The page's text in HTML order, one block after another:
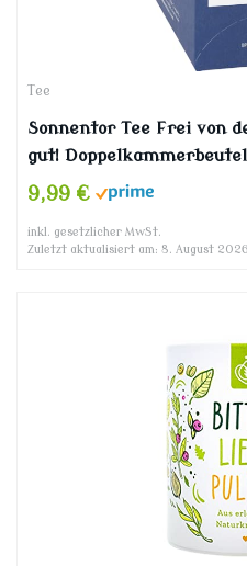
Tee
Sonnentor Tee Frei von
gut!
Bio
9,99 €
inkl. gesetzlicher MwSt.
Zuletzt aktualisiert am: 8. August